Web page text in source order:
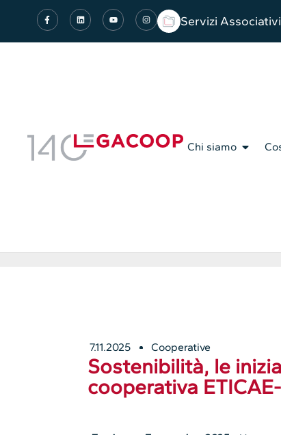
Servizi Associativi
Chi siamo
7.11.2025 Cooperative
Sostenibilità, le
cooperativa